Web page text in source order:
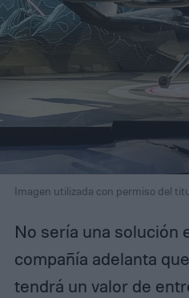
Imagen utilizada con permiso del
No sería una solución
compañía adelanta
tendrá un valor de